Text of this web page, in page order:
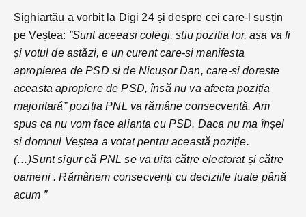
Sighiartău a vorbit la Digi 24 și despre cei care-l susțin
pe Veștea: ”Sunt aceeasi colegi, stiu pozitia lor, așa va fi
și votul de astăzi, e un curent care-si manifesta
apropierea de PSD si de Nicușor Dan, care-si doreste
aceasta apropiere de PSD, însă nu va afecta poziția
majoritară” poziția PNL va rămâne consecventă. Am
spus ca nu vom face alianta cu PSD. Daca nu ma înșel
si domnul Veștea a votat pentru această poziție.
(…)Sunt sigur că PNL se va uita către electorat și către
oameni . Rămânem consecvenți cu deciziile luate până
acum ”